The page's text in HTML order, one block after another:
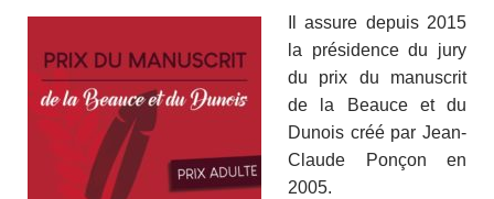
Il assure depuis 2015
la présidence du jury
du prix du manuscrit
de la Beauce et du
Dunois créé par Jean-
Claude Ponçon en
2005.